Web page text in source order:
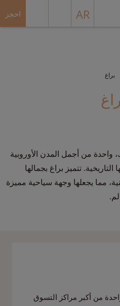
AR احجز
براغ
واحدة من أجمل المدن الأوروبية
تتميز براغ بجمالها
مما يجعلها وجهة سياحية مميزة
من أكبر مراكز التسوق